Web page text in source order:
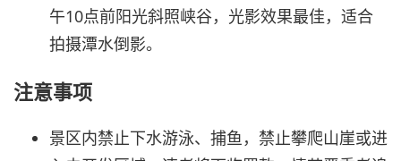
午10点前阳光斜照峡谷，光影效果最佳，适合
拍摄潭水倒影。
注意事项
景区内禁止下水游泳、捕鱼，禁止攀爬山崖或进